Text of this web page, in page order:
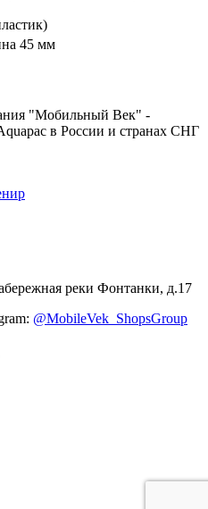
45 мм
"Мобильный Век" -
в России и странах СНГ
реки Фонтанки, д.17
@MobileVek_ShopsGroup